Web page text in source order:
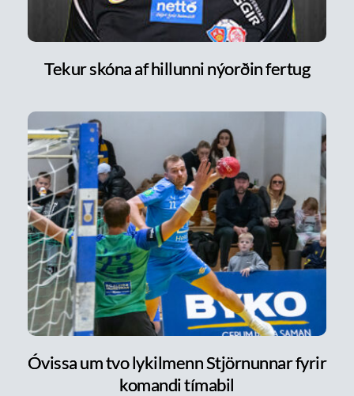
Tekur skóna af hillunni nýorðin fertug
Óvissa um tvo lykilmenn Stjörnunnar fyrir
komandi tímabil